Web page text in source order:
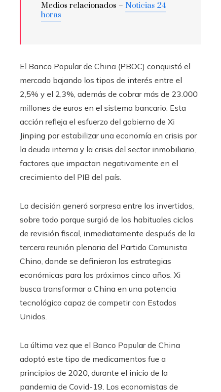
Medios relacionados – Noticias 24
horas
El Banco Popular de China (PBOC) conquistó el
mercado bajando los tipos de interés entre el
2,5% y el 2,3%, además de cobrar más de 23.000
millones de euros en el sistema bancario. Esta
acción refleja el esfuerzo del gobierno de Xi
Jinping por estabilizar una economía en crisis por
la deuda interna y la crisis del sector inmobiliario,
factores que impactan negativamente en el
crecimiento del PIB del país.
La decisión generó sorpresa entre los invertidos,
sobre todo porque surgió de los habituales ciclos
de revisión fiscal, inmediatamente después de la
tercera reunión plenaria del Partido Comunista
Chino, donde se definieron las estrategias
económicas para los próximos cinco años. Xi
busca transformar a China en una potencia
tecnológica capaz de competir con Estados
Unidos.
La última vez que el Banco Popular de China
adoptó este tipo de medicamentos fue a
principios de 2020, durante el inicio de la
pandemia de Covid-19. Los economistas de